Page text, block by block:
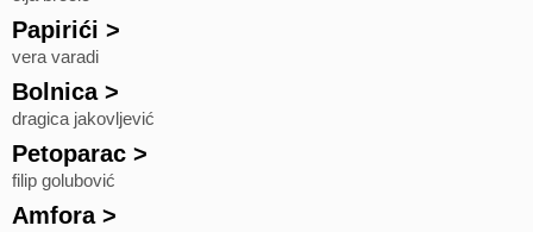
Papirići >
vera varadi
Bolnica>
dragica jakovljević
Petoparac >
filip golubović
Amfora>